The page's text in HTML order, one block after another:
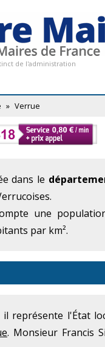
de l'administration
» Verrue
dans le
une
par km².
il représente l'État
. Monsieur Francis